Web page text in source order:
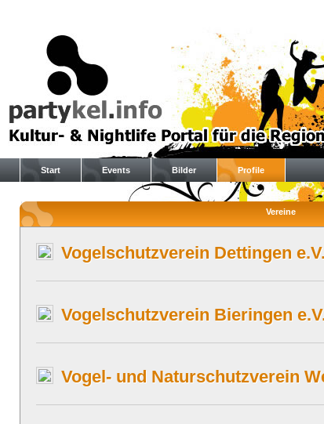
Start Events Bilder Profile
Vereine
Vogelschutzverein Dettingen e.V.
Vogelschutzverein Bieringen
Vogel- und Naturschutzverein